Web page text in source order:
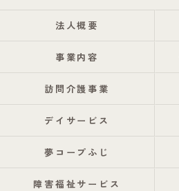
法人概要
事業内容
訪問介護事業
デイサービス
夢コープふじ
障害福祉サービス